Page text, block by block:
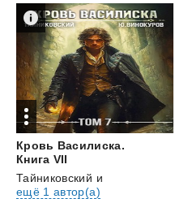
Кровь Василиска.
Книга VII
Тайниковский и
ещё 1 автор(а)